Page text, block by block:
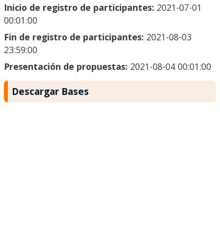
Inicio de registro de participantes: 2021-07-01
00:01:00
Fin de registro de participantes: 2021-08-03
23:59:00
Presentación de propuestas: 2021-08-04 00:01:00
Descargar Bases